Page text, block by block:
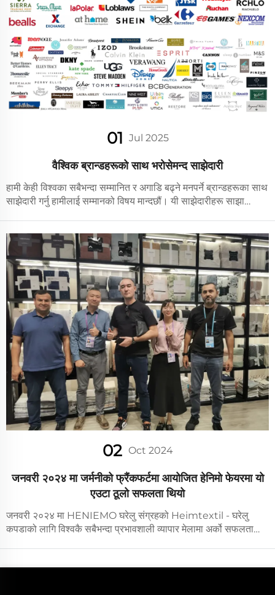
01 Jul 2025
वैश्विक ब्रान्डहरूको साथ भरोसेमन्द साझेदारी
हामी केही विश्वका सबैभन्दा सम्मानित र अगाडि बढ्ने मनपर्ने ब्रान्डहरूका साथ
साझेदारी गर्नु हामीलाई सम्मानको विषय मान्दछौं। यी साझेदारीहरू साझा
02 Oct 2024
जनवरी २०२४ मा जर्मनीको फ्रैंकफर्टमा आयोजित हेनिमो फेयरमा यो
एउटा ठूलो सफलता थियो
जनवरी २०२४ मा HENIEMO घरेलु संग्रहको Heimtextil - घरेलु
कपडाको लागि विश्वकै सबैभन्दा प्रभावशाली व्यापार मेलामा अर्को सफलता
उपस्थितिलाई पुष्टि गर्यो।